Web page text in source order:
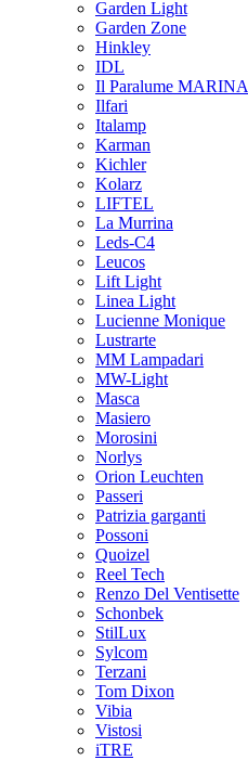
Garden Light
Garden Zone
Hinkley
IDL
Il Paralume MARINA
Ilfari
Italamp
Karman
Kichler
Kolarz
LIFTEL
La Murrina
Leds-C4
Leucos
Lift Light
Linea Light
Lucienne Monique
Lustrarte
MM Lampadari
MW-Light
Masca
Masiero
Morosini
Norlys
Orion Leuchten
Passeri
Patrizia garganti
Possoni
Quoizel
Reel Tech
Renzo Del Ventisette
Schonbek
StilLux
Sylcom
Terzani
Tom Dixon
Vibia
Vistosi
iTRE